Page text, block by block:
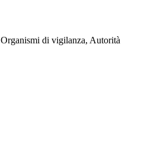
di vigilanza, Autorità